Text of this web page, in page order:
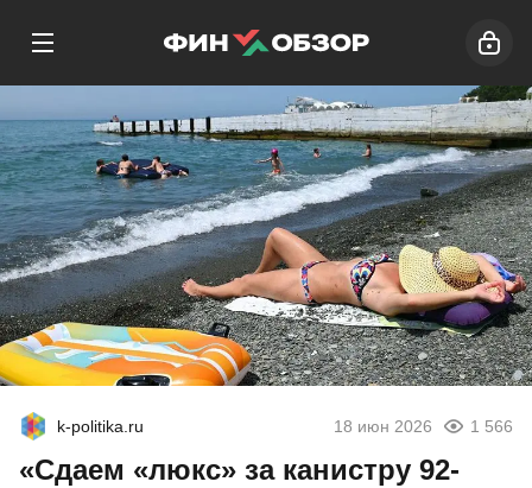
k-politika.ru 18 июн 2026 1 566
«Сдаем «люкс» за канистру 92-